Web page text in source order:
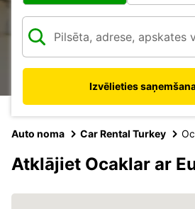
Izvēlieties
Auto noma Car Rental Turkey
Atklājiet Ocaklar ar